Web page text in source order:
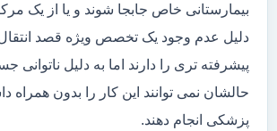
بیمارستانی خاص جابجا شوند و یا از یک
دلیل عدم وجود یک تخصص ویژه قصد انتقال
پیشرفته تری را دارند اما به دلیل
حالشان نمی توانند این کار را بدون همراه
پزشکی انجام دهند.